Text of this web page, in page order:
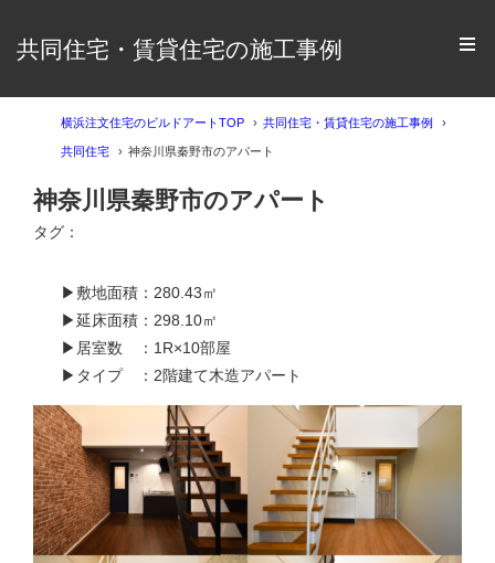
共同住宅・賃貸住宅の施工事例
横浜注文住宅のビルドアートTOP 共同住宅・賃貸住宅の施工事例
共同住宅 神奈川県秦野市のアパート
神奈川県秦野市のアパート
タグ：
▶敷地面積： 280.43㎡
▶延床面積： 298.10㎡
▶居室数 ：1R×10部屋
▶タイプ ： 2階建て木造アパート